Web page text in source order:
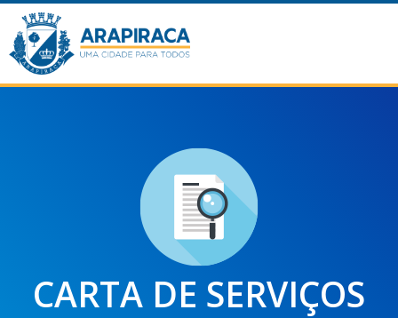
CARTA DE SERVIÇOS